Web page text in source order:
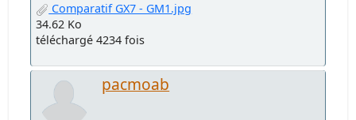
Comparatif GX7 - GM1.jpg
34.62 Ko
téléchargé 4234 fois
pacmoab